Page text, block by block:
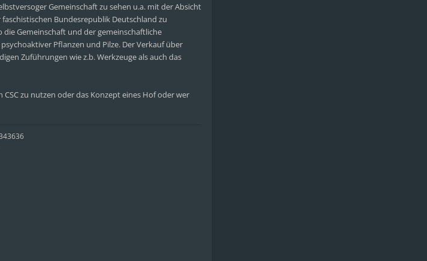
Gemeinschaft zu sehen u.a. mit der Absicht
Bundesrepublik Deutschland zu
Gemeinschaft und der gemeinschaftliche
Pflanzen und Pilze. Der Verkauf über
Zuführungen wie z.b. Werkzeuge als auch das
zu nutzen oder das Konzept eines Hof oder wer